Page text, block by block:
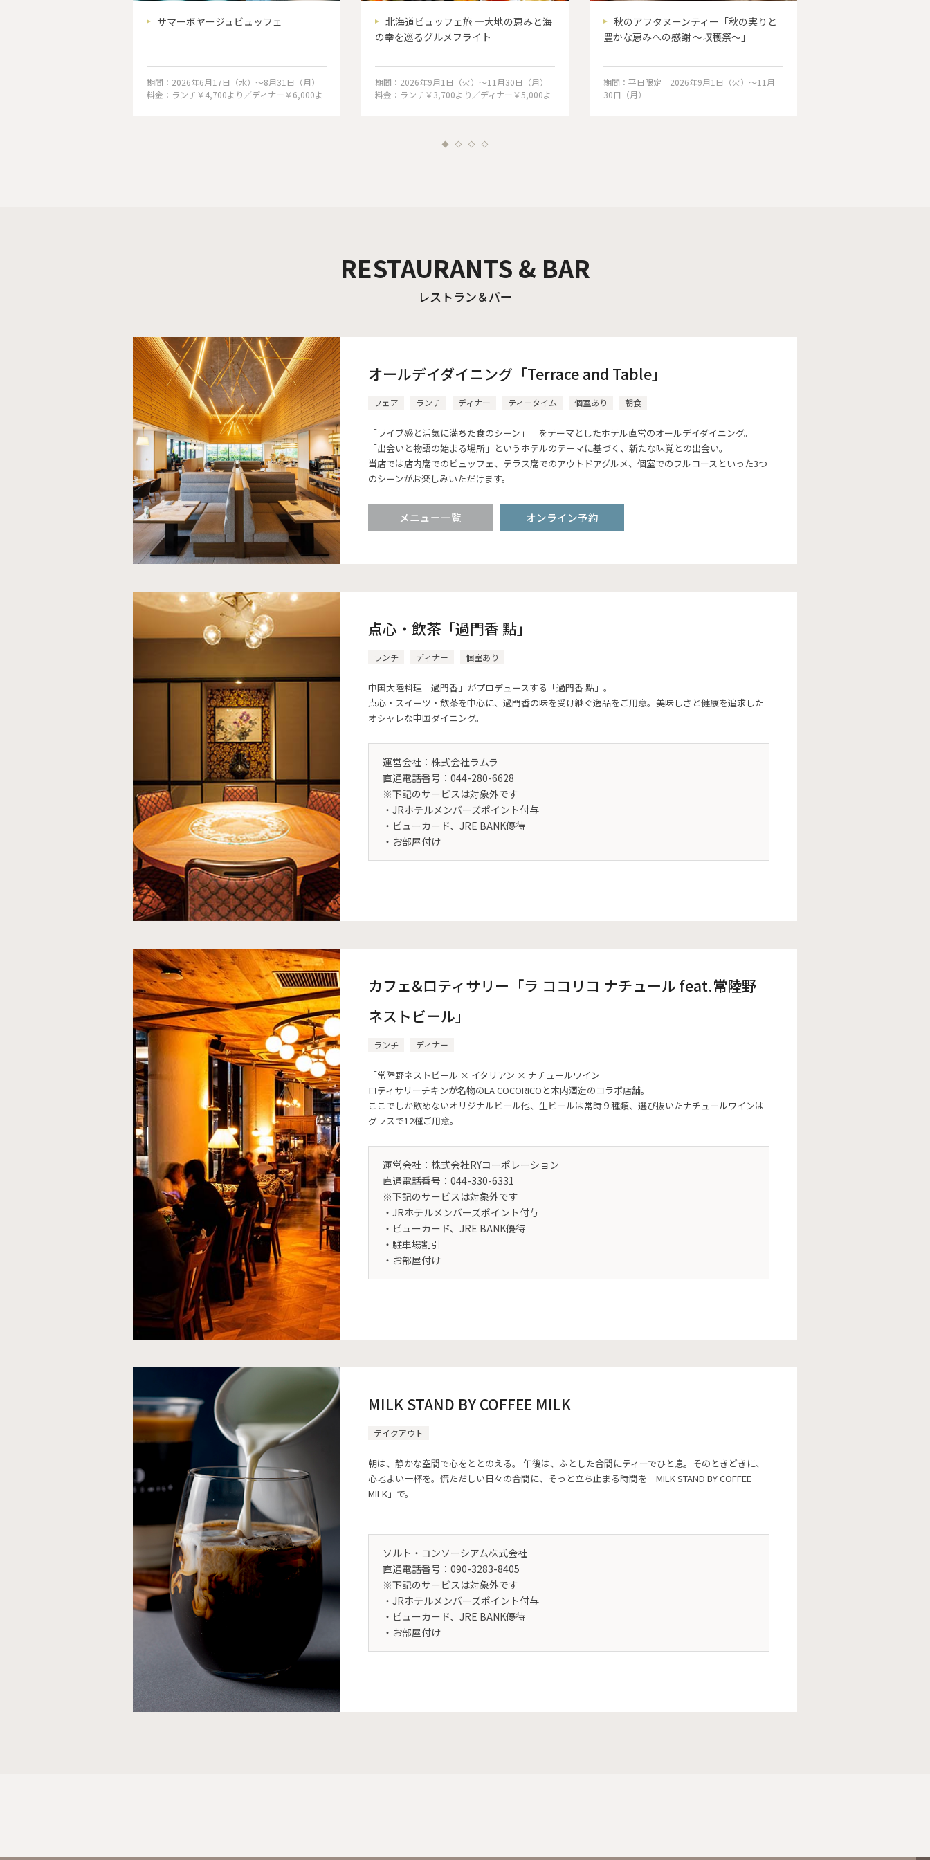
サマーボヤージュビュッフェ
期間：2026年6月17日（水）〜8月31日（月）
料金：ランチ￥4,700より／ディナー￥6,000よ
北海道ビュッフェ旅 ─大地の恵みと海
の幸を巡るグルメフライト
期間：2026年9月1日（火）〜11月30日（月）
料金：ランチ￥3,700より／ディナー￥5,000よ
秋のアフタヌーンティー「秋の実りと
豊かな恵みへの感謝 ～収穫祭～」
期間：平日限定｜2026年9月1日（火）〜11月
30日（月）
RESTAURANTS & BAR
レストラン＆バー
オールデイダイニング「Terrace and Table」
フェア ランチ ディナー ティータイム 個室あり 朝食
「ライブ感と活気に満ちた食のシーン」 をテーマとしたホテル直営のオールデイダイニング。
「出会いと物語の始まる場所」というホテルのテーマに基づく、新たな味覚との出会い。
当店では店内席でのビュッフェ、テラス席でのアウトドアグルメ、個室でのフルコースといった3つ
のシーンがお楽しみいただけます。
メニュー一覧 オンライン予約
点心・飲茶「過門香 點」
ランチ ディナー 個室あり
中国大陸料理「過門香」がプロデュースする「過門香 點」。
点心・スイーツ・飲茶を中心に、過門香の味を受け継ぐ逸品をご用意。美味しさと健康を追求した
オシャレな中国ダイニング。
運営会社：株式会社ラムラ
直通電話番号：044-280-6628
※下記のサービスは対象外です
・JRホテルメンバーズポイント付与
・ビューカード、JRE BANK優待
・お部屋付け
カフェ&ロティサリー「ラ ココリコ ナチュール feat.常陸野
ネストビール」
ランチ ディナー
「常陸野ネストビール × イタリアン × ナチュールワイン」
ロティサリーチキンが名物のLA COCORICOと木内酒造のコラボ店舗。
ここでしか飲めないオリジナルビール他、生ビールは常時９種類、選び抜いたナチュールワインは
グラスで12種ご用意。
運営会社：株式会社RYコーポレーション
直通電話番号：044-330-6331
※下記のサービスは対象外です
・JRホテルメンバーズポイント付与
・ビューカード、JRE BANK優待
・駐車場割引
・お部屋付け
MILK STAND BY COFFEE MILK
テイクアウト
朝は、静かな空間で心をととのえる。 午後は、ふとした合間にティーでひと息。そのときどきに、
心地よい一杯を。慌ただしい日々の合間に、そっと立ち止まる時間を「MILK STAND BY COFFEE
MILK」で。
ソルト・コンソーシアム株式会社
直通電話番号：090-3283-8405
※下記のサービスは対象外です
・JRホテルメンバーズポイント付与
・ビューカード、JRE BANK優待
・お部屋付け